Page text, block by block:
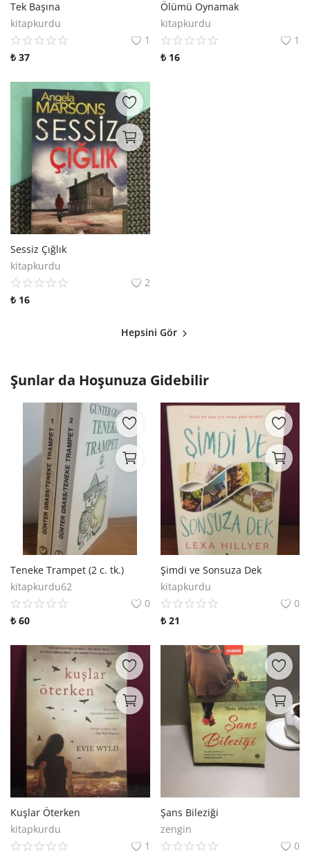
Tek Başına
kitapkurdu
1
₺ 37
Ölümü Oynamak
kitapkurdu
1
₺16
Sessiz Çığlık
kitapkurdu
2
₺ 16
Hepsini Gör
Şunlar da Hoşunuza Gidebilir
Teneke Trampet (2 c. tk.)
kitapkurdu62
0
₺ 60
Şimdi ve Sonsuza Dek
kitapkurdu
0
₺21
Kuşlar Öterken
kitapkurdu
1
Şans Bileziği
zengin
0